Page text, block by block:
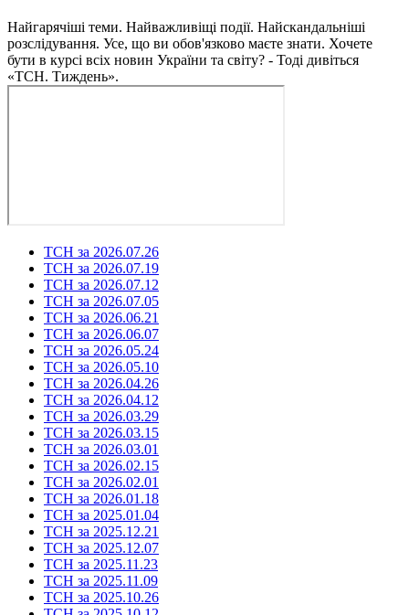
Найгарячіші теми. Найважливіщі події. Найскандальніші
розслідування. Усе, що ви обов'язково маєте знати. Хочете
бути в курсі всіх новин України та світу? - Тоді дивіться
«ТСН. Тиждень».
ТСН за 2026.07.26
ТСН за 2026.07.19
ТСН за 2026.07.12
ТСН за 2026.07.05
ТСН за 2026.06.21
ТСН за 2026.06.07
ТСН за 2026.05.24
ТСН за 2026.05.10
ТСН за 2026.04.26
ТСН за 2026.04.12
ТСН за 2026.03.29
ТСН за 2026.03.15
ТСН за 2026.03.01
ТСН за 2026.02.15
ТСН за 2026.02.01
ТСН за 2026.01.18
ТСН за 2025.01.04
ТСН за 2025.12.21
ТСН за 2025.12.07
ТСН за 2025.11.23
ТСН за 2025.11.09
ТСН за 2025.10.26